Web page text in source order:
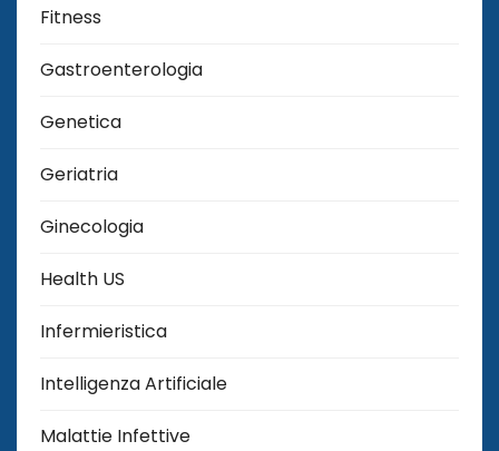
Fitness
Gastroenterologia
Genetica
Geriatria
Ginecologia
Health US
Infermieristica
Intelligenza Artificiale
Malattie Infettive